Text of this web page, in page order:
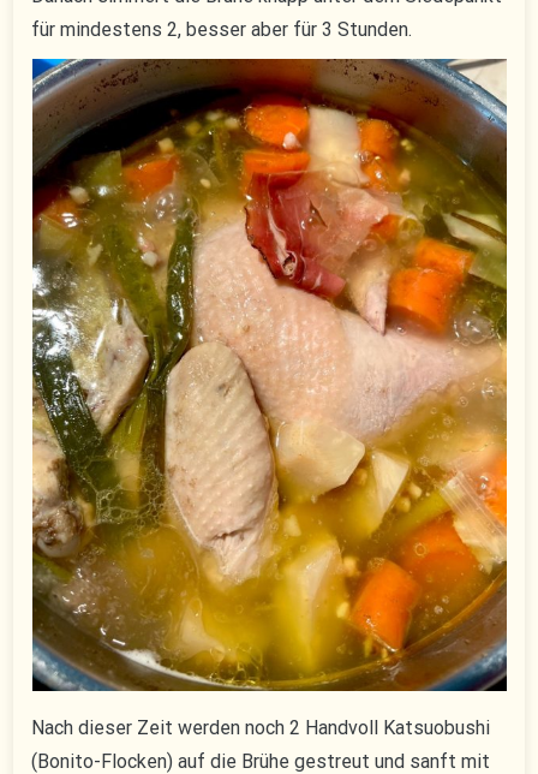
für mindestens 2, besser aber für 3 Stunden.
Nach dieser Zeit werden noch 2 Handvoll Katsuobushi
(Bonito-Flocken) auf die Brühe gestreut und sanft mit